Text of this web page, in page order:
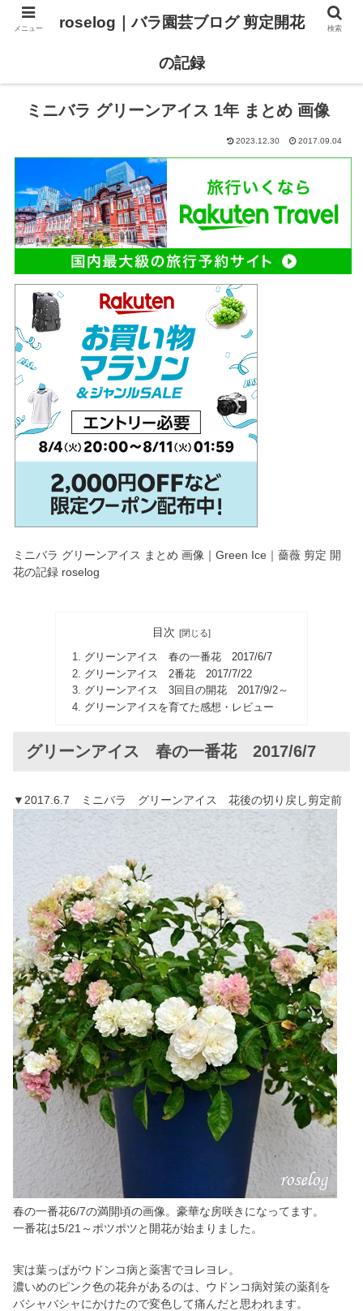
ミニバラ グリーンアイス 1年 まとめ 画像
2023.12.30 2017.09.04
ミニバラ グリーンアイス まとめ 画像｜Green Ice｜薔薇 剪定 開
花の記録 roselog
目次
グリーンアイス 春の一番花 2017/6/7
グリーンアイス 2番花 2017/7/22
グリーンアイス 3回目の開花 2017/9/2～
グリーンアイスを育てた感想・レビュー
グリーンアイス 春の一番花 2017/6/7
▼2017.6.7 ミニバラ グリーンアイス 花後の切り戻し剪定前
春の一番花6/7の満開頃の画像。豪華な房咲きになってます。
一番花は5/21～ポツポツと開花が始まりました。
実は葉っぱがウドンコ病と薬害でヨレヨレ。
濃いめのピンク色の花弁があるのは、ウドンコ病対策の薬剤を
バシャバシャにかけたので変色して痛んだと思われます。
メニュー roselog｜バラ園芸ブログ 剪定開花
の記録
検索